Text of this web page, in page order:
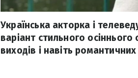
Українська акторка і
варіант стильного
виходів і навіть